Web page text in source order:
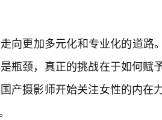
向更加多元化和专业化的道路
瓶颈，真正的挑战在于如何赋
产摄影师开始关注女性的内在